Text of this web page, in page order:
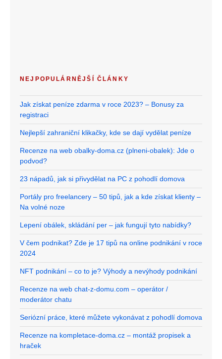
NEJPOPULÁRNĚJŠÍ ČLÁNKY
Jak získat peníze zdarma v roce 2023? – Bonusy za
registraci
Nejlepší zahraniční klikačky, kde se dají vydělat peníze
Recenze na web obalky-doma.cz (plneni-obalek): Jde o
podvod?
23 nápadů, jak si přivydělat na PC z pohodlí domova
Portály pro freelancery – 50 tipů, jak a kde získat klienty –
Na volné noze
Lepení obálek, skládání per – jak fungují tyto nabídky?
V čem podnikat? Zde je 17 tipů na online podnikání v roce
2024
NFT podnikání – co to je? Výhody a nevýhody podnikání
Recenze na web chat-z-domu.com – operátor /
moderátor chatu
Seriózní práce, které můžete vykonávat z pohodlí domova
Recenze na kompletace-doma.cz – montáž propisek a
hraček